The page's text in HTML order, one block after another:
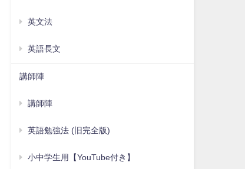
英文法
英語長文
講師陣
講師陣
英語勉強法 (旧完全版)
小中学生用【YouTube付き】